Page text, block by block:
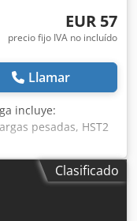
EUR 57
precio fijo IVA no incluído
Llamar
incluye:
pesadas, HST2
pedido: 25 uds.
galvanizado
pasante: +
Clasificado